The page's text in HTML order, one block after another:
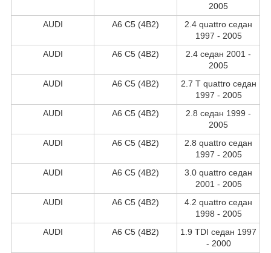
2005
AUDI
A6 C5 (4B2)
2.4 quattro седан
1997 - 2005
AUDI
A6 C5 (4B2)
2.4 седан 2001 -
2005
AUDI
A6 C5 (4B2)
2.7 T quattro седан
1997 - 2005
AUDI
A6 C5 (4B2)
2.8 седан 1999 -
2005
AUDI
A6 C5 (4B2)
2.8 quattro седан
1997 - 2005
AUDI
A6 C5 (4B2)
3.0 quattro седан
2001 - 2005
AUDI
A6 C5 (4B2)
4.2 quattro седан
1998 - 2005
AUDI
A6 C5 (4B2)
1.9 TDI седан 1997
- 2000